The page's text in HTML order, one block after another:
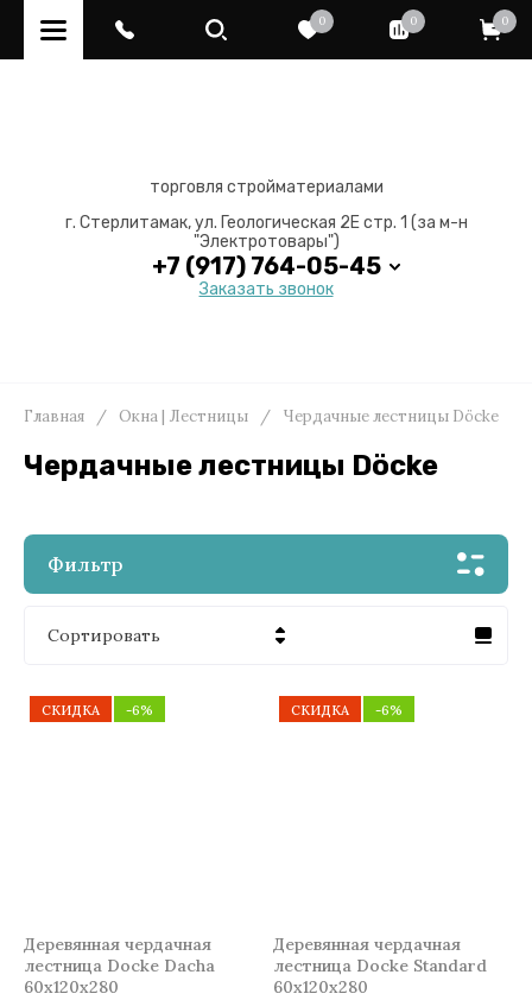
0 0 0
торговля стройматериалами
г. Стерлитамак, ул. Геологическая 2Е стр. 1 (за м-н
"Электротовары")
+7 (917) 764-05-45
Заказать звонок
Главная / Окна | Лестницы / Чердачные лестницы Döcke
Чердачные лестницы Döcke
Фильтр
Сортировать
Цена - возрастание
СКИДКА -6%
Деревянная чердачная
лестница Docke Dacha
60x120x280
СКИДКА -6%
Деревянная чердачная
лестница Docke Standard
60x120x280